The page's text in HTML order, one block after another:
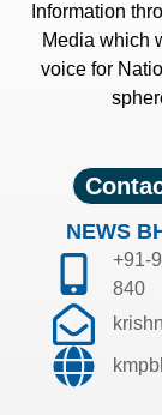
Information
Media which
voice for
NEWS
+91-
840